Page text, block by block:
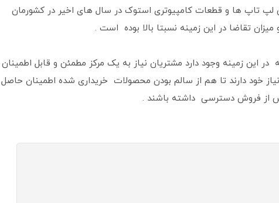
تاپ ها و قطعات کامپیوتری استوک در سال های اخیر در کشورمان
تقاضا در این زمینه نسبتا بالا بوده است .
این زمینه وجود دارد مشتریان نیاز به یک مرکز مطمئن و قابل اطمینان
خود دارند تا هم از سالم بودن محصولات خریداری شده اطمینان حاصل
از فروش دسترسی داشته باشند .